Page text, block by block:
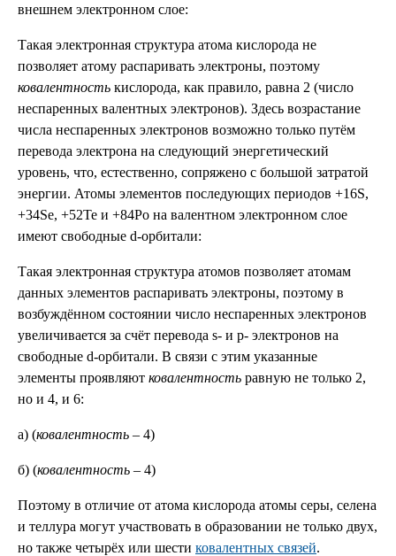
внешнем электронном слое:
Такая электронная структура атома кислорода не
позволяет атому распаривать электроны, поэтому
ковалентность кислорода, как правило, равна 2 (число
неспаренных валентных электронов). Здесь возрастание
числа неспаренных электронов возможно только путём
перевода электрона на следующий энергетический
уровень, что, естественно, сопряжено с большой затратой
энергии. Атомы элементов последующих периодов +16S,
+34Se, +52Te и +84Po на валентном электронном слое
имеют свободные d-орбитали:
Такая электронная структура атомов позволяет атомам
данных элементов распаривать электроны, поэтому в
возбуждённом состоянии число неспаренных электронов
увеличивается за счёт перевода s- и р- электронов на
свободные d-орбитали. В связи с этим указанные
элементы проявляют ковалентность равную не только 2,
но и 4, и 6:
а) (ковалентность – 4)
б) (ковалентность – 4)
Поэтому в отличие от атома кислорода атомы серы, селена
и теллура могут участвовать в образовании не только двух,
но также четырёх или шести ковалентных связей.